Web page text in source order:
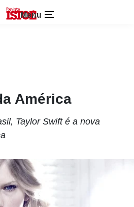
Menu
América
Taylor Swift é a nova